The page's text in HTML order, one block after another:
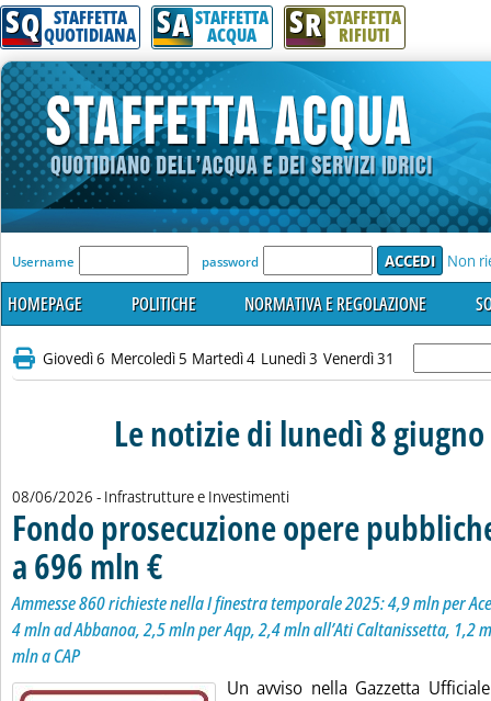
SQ STAFFETTA
QUOTIDIANA SA STAFFETTA
ACQUA SR STAFFETTA
RIFIUTI
'Modulo Login per accedere'
Username password Non
HOMEPAGE POLITICHE NORMATIVA E REGOLAZIONE
Giovedì 6 Mercoledì 5 Martedì 4 Lunedì 3 Venerdì 31
Le notizie di lunedì 8
08/06/2026 - Infrastrutture e Investimenti
Fondo prosecuzione opere
a 696 mln € . Sottotitolo: Ammesse 860 richieste nella I finestra
. Pubblicata lunedì 08 giugno 2026 alle 17.43.
Ammesse 860 richieste nella I finestra temporale 2025: 4,9 mln per
4 mln ad Abbanoa, 2,5 mln per Aqp, 2,4 mln all’Ati Caltanissetta, 1,2
mln a CAP
Un avviso nella Gazzetta